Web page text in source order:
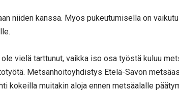
niiden kanssa. Myös pukeutumisella on
vielä tarttunut, vaikka iso osa työstä kuluu
Metsänhoitoyhdistys Etelä-Savon
kokeilla muitakin aloja ennen metsäalalle